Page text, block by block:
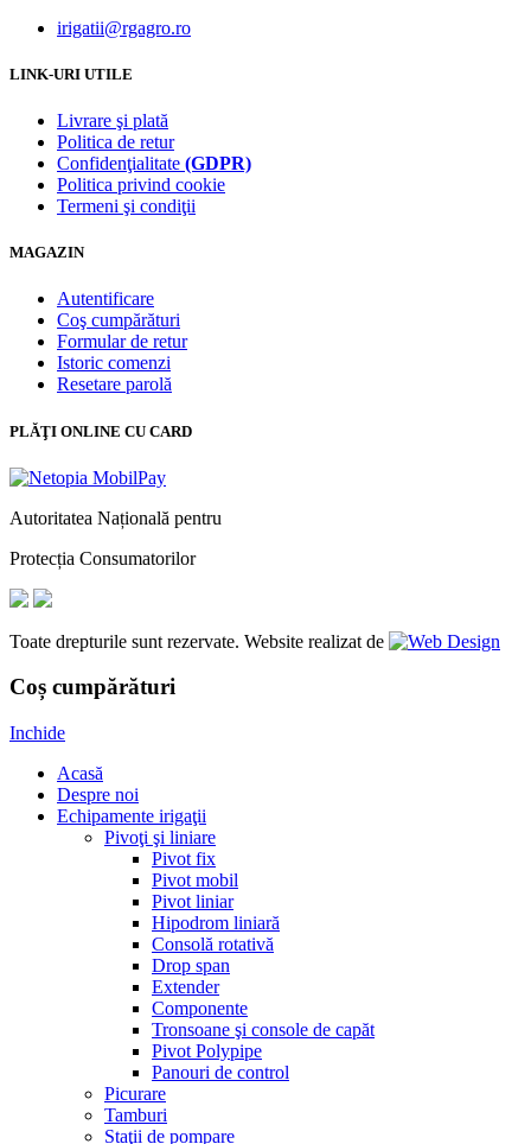
irigatii@rgagro.ro
LINK-URI UTILE
Livrare şi plată
Politica de retur
Confidenţialitate (GDPR)
Politica privind cookie
Termeni şi condiţii
MAGAZIN
Autentificare
Coş cumpărături
Formular de retur
Istoric comenzi
Resetare parolă
PLĂŢI ONLINE CU CARD
Autoritatea Națională pentru
Protecția Consumatorilor
Toate drepturile sunt rezervate. Website realizat de
Coș cumpărături
Inchide
Acasă
Despre noi
Echipamente irigaţii
Pivoţi şi liniare
Pivot fix
Pivot mobil
Pivot liniar
Hipodrom liniară
Consolă rotativă
Drop span
Extender
Componente
Tronsoane şi console de capăt
Pivot Polypipe
Panouri de control
Picurare
Tamburi
Staţii de pompare